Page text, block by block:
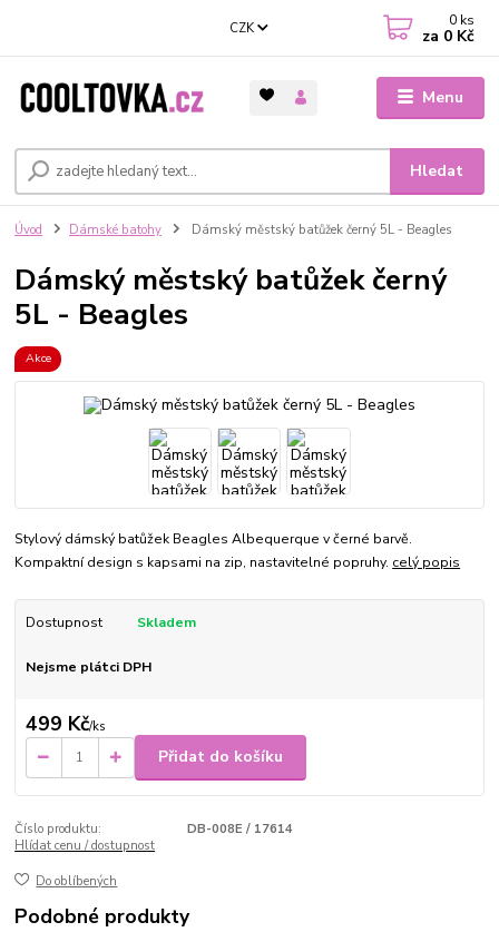
Menu
CZK
Hledat
0 ks
za 0 Kč
Úvod Dámské batohy Dámský městský batůžek černý 5L - Beagles
Dámský městský batůžek černý
5L - Beagles
Akce
Stylový dámský batůžek Beagles Albequerque v černé barvě.
Kompaktní design s kapsami na zip, nastavitelné popruhy. celý popis
Dostupnost Skladem
Nejsme plátci DPH
499 Kč/ks
Přidat do košíku
Číslo produktu:
DB-008E / 17614
Hlídat cenu / dostupnost
Do oblíbených
Podobné produkty